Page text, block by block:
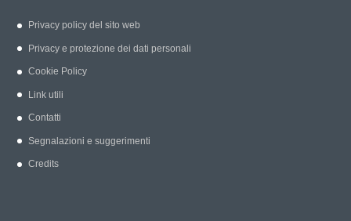
Privacy policy del sito web
Privacy e protezione dei dati personali
Cookie Policy
Link utili
Contatti
Segnalazioni e suggerimenti
Credits